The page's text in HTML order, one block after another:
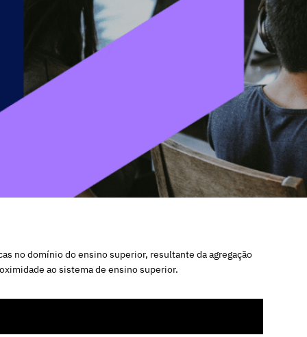
no domínio do ensino superior, resultante da agregação
ao sistema de ensino superior.